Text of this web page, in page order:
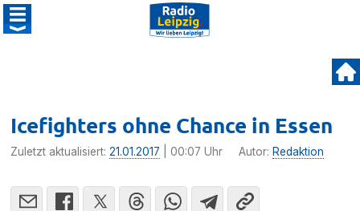
Icefighters ohne Chance in Essen
Zuletzt aktualisiert:21.01.2017 | 00:07 Uhr Autor: Redaktion